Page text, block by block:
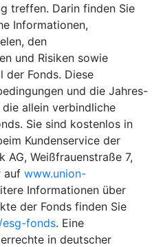
treffen. Darin finden Sie
Informationen,
den
und Risiken sowie
der Fonds. Diese
und die Jahres-
allein verbindliche
Sie sind kostenlos in
Kundenservice der
AG, Weißfrauenstraße 7,
auf www.union-
Informationen über
der Fonds finden Sie
esg-fonds. Eine
in deutscher